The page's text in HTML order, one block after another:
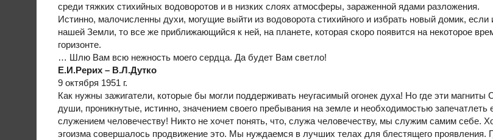
среди тяжких стихийных водоворотов и в низких слоях атмосферы, зараженной ядами разложения.
Истинно, малочисленны духи, могущие выйти из водоворота стихийного и избрать новый домик,
нашей Земли, то все же приближающийся к ней, на планете, которая скоро появится на некоторое
горизонте.
… Шлю Вам всю нежность моего сердца. Да будет Вам светло!
Е.И.Рерих – В.Л.Дутко
9 октября 1951 г.
Как нужны зажигатели, которые бы могли поддерживать неугасимый огонек духа! Но где эти магниты
души, проникнутые, истинно, значением своего пребывания на земле и необходимостью запечатлеть
служением человечеству! Никто не хочет понять, что, служа человечеству, мы служим самим себе.
эгоизма совершалось продвижение это. Мы нуждаемся в лучших телах для блестящего проявления.